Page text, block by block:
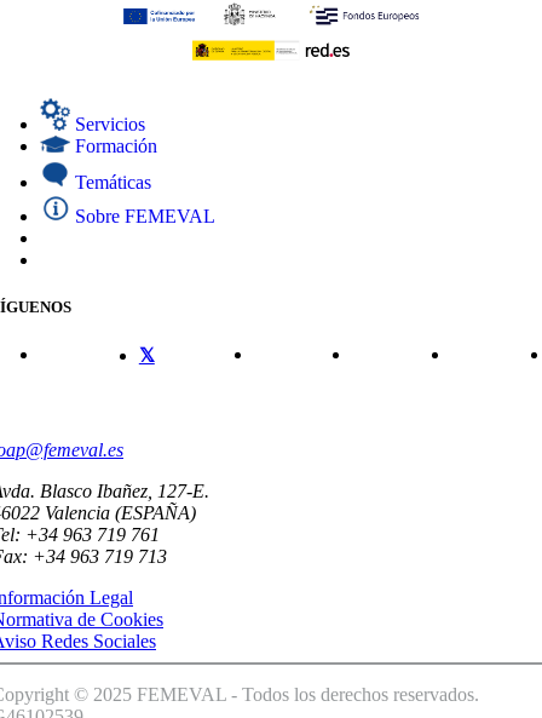
Servicios
Formación
Temáticas
Sobre FEMEVAL
Blasco Ibañez, 127-E.
Valencia (ESPAÑA)
+34 963 719 761
+34 963 719 713
Legal
de Cookies
Redes Sociales
© 2025 FEMEVAL - Todos los derechos reservados.